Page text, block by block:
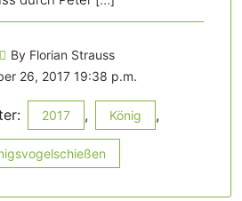
By Florian Strauss
26, 2017 19:38 p.m.
2017 , König ,